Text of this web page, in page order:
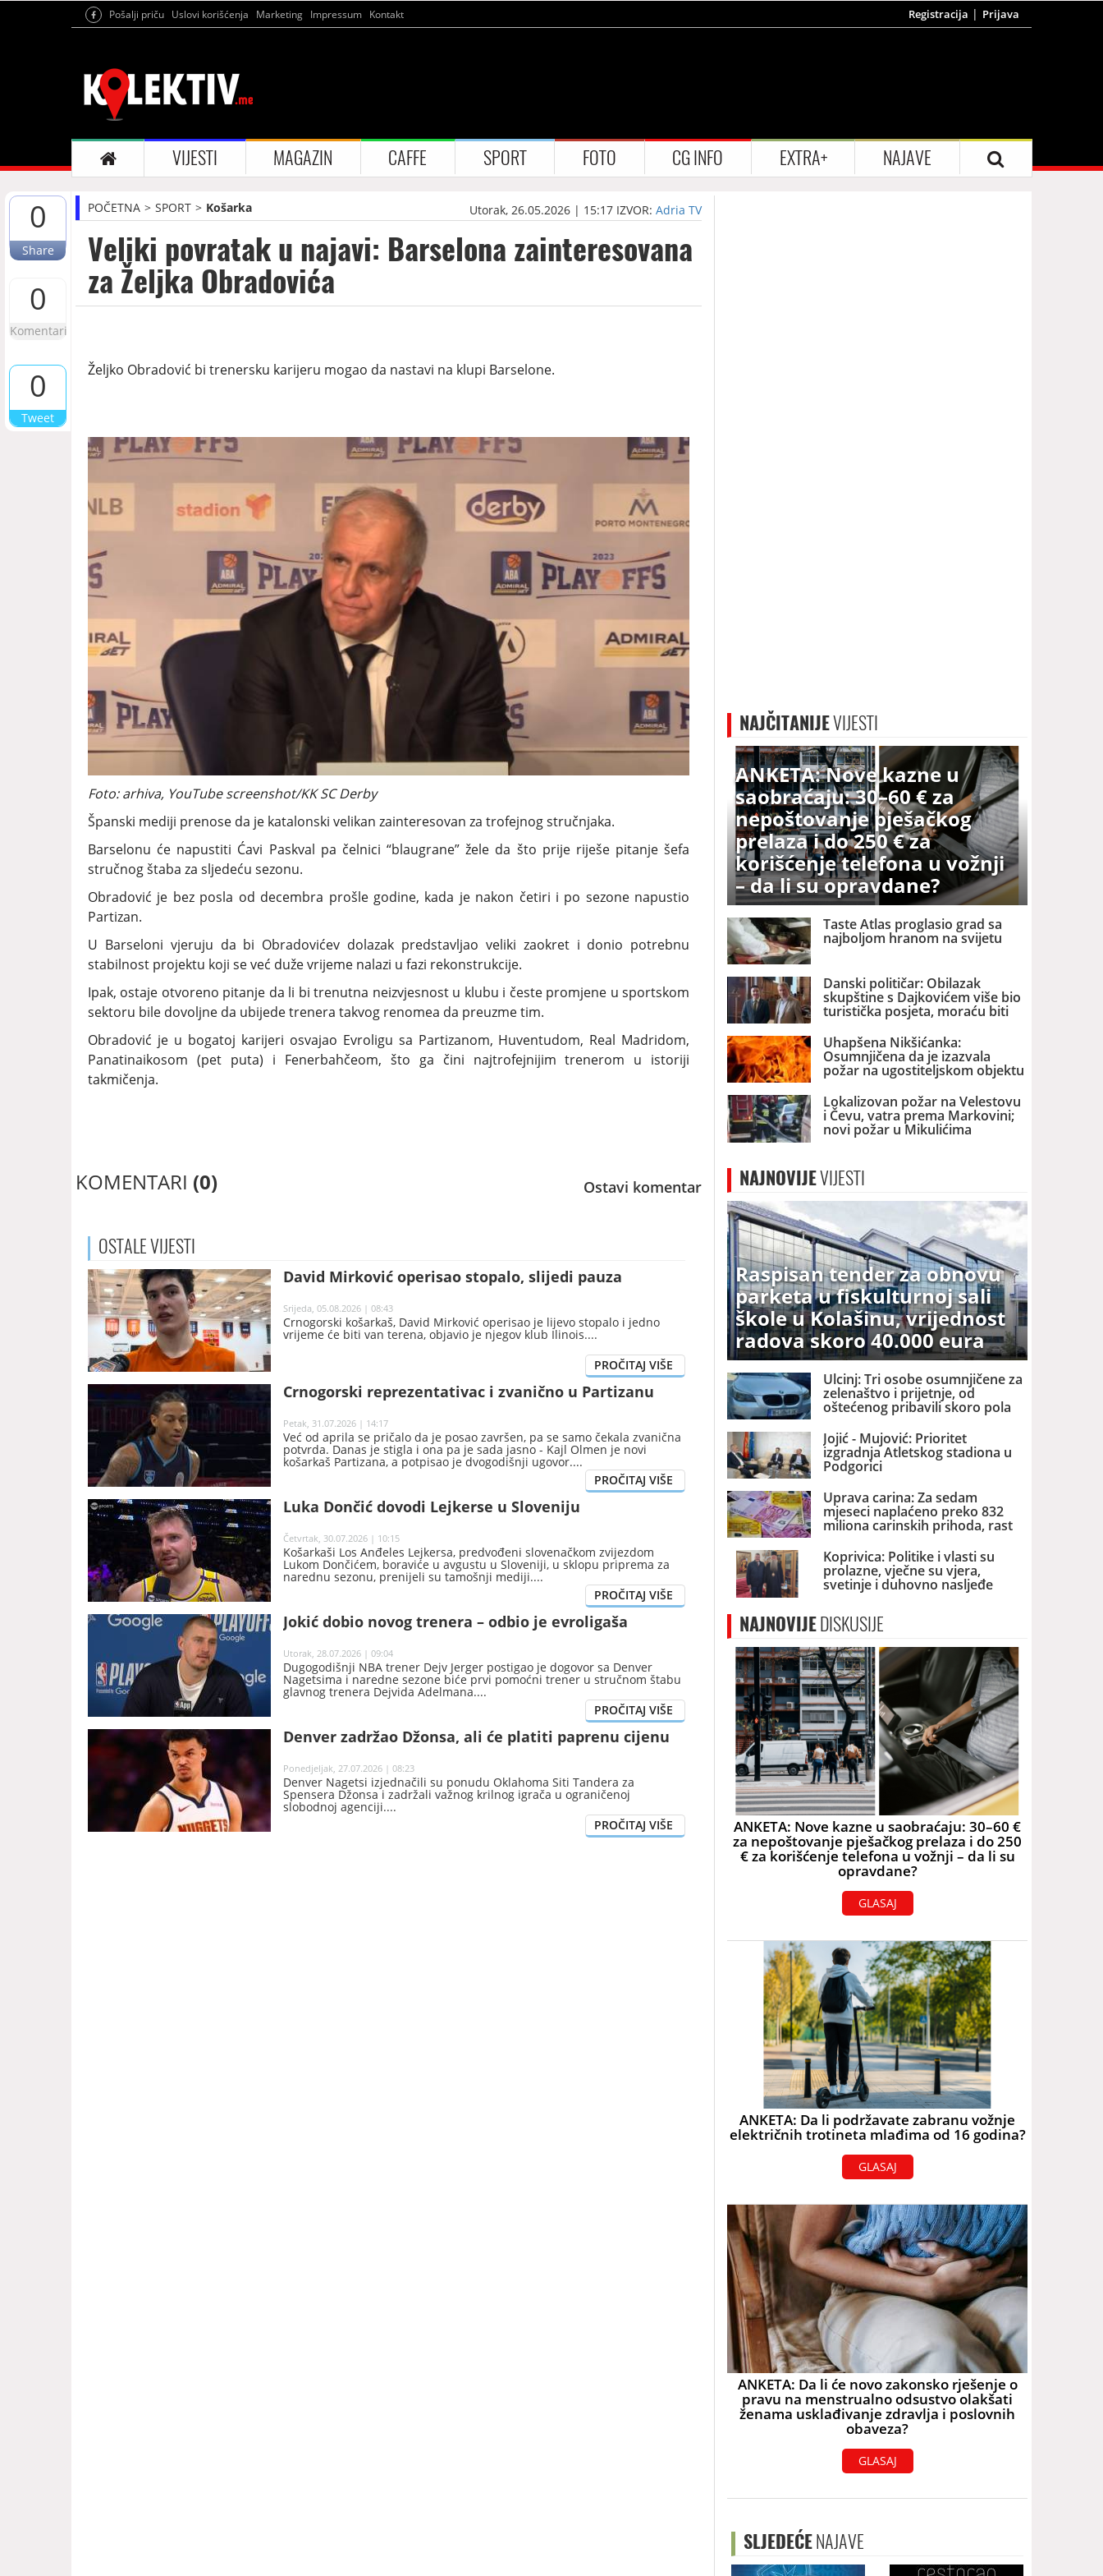
Pošalji priču Uslovi korišćenja Marketing Impressum Kontakt Registracija Prijava
VIJESTI MAGAZIN CAFFE SPORT FOTO CG INFO EXTRA+ NAJAVE
0
Share
0
Komentari
0
Tweet
POČETNA SPORT Košarka Utorak, 26.05.2026 | 15:17 IZVOR:Adria TV
Veliki povratak u najavi: Barselona zainteresovana
za Željka Obradovića
Željko Obradović bi trenersku karijeru mogao da nastavi na klupi Barselone.
Foto: arhiva, YouTube screenshot/KK SC Derby
Španski mediji prenose da je katalonski velikan zainteresovan za trofejnog stručnjaka.
Barselonu će napustiti Ćavi Paskval pa čelnici “blaugrane” žele da što prije riješe pitanje šefa
stručnog štaba za sljedeću sezonu.
Obradović je bez posla od decembra prošle godine, kada je nakon četiri i po sezone napustio
Partizan.
U Barseloni vjeruju da bi Obradovićev dolazak predstavljao veliki zaokret i donio potrebnu
stabilnost projektu koji se već duže vrijeme nalazi u fazi rekonstrukcije.
Ipak, ostaje otvoreno pitanje da li bi trenutna neizvjesnost u klubu i česte promjene u sportskom
sektoru bile dovoljne da ubijede trenera takvog renomea da preuzme tim.
Obradović je u bogatoj karijeri osvajao Evroligu sa Partizanom, Huventudom, Real Madridom,
Panatinaikosom (pet puta) i Fenerbahčeom, što ga čini najtrofejnijim trenerom u istoriji
takmičenja.
KOMENTARI (0) Ostavi komentar
OSTALEVIJESTI
David Mirković operisao stopalo, slijedi pauza
Srijeda, 05.08.2026 | 08:43
Crnogorski košarkaš, David Mirković operisao je lijevo stopalo i jedno
vrijeme će biti van terena, objavio je njegov klub Ilinois.
Crnogorski reprezentativac i zvanično u Partizanu
Petak, 31.07.2026 | 14:17
Već od aprila se pričalo da je posao završen, pa se samo čekala zvanična
potvrda. Danas je stigla i ona pa je sada jasno - Kajl Olmen je novi
košarkaš Partizana, a potpisao je dvogodišnji ugovor.
Luka Dončić dovodi Lejkerse u Sloveniju
Četvrtak, 30.07.2026 | 10:15
Košarkaši Los Anđeles Lejkersa, predvođeni slovenačkom zvijezdom
Lukom Dončićem, boraviće u avgustu u Sloveniji, u sklopu priprema za
narednu sezonu, prenijeli su tamošnji mediji.
Jokić dobio novog trenera – odbio je evroligaša
Utorak, 28.07.2026 | 09:04
Dugogodišnji NBA trener Dejv Jerger postigao je dogovor sa Denver
Nagetsima i naredne sezone biće prvi pomoćni trener u stručnom štabu
glavnog trenera Dejvida Adelmana.
Denver zadržao Džonsa, ali će platiti paprenu cijenu
Ponedjeljak, 27.07.2026 | 08:23
Denver Nagetsi izjednačili su ponudu Oklahoma Siti Tandera za
Spensera Džonsa i zadržali važnog krilnog igrača u ograničenoj
slobodnoj agenciji.
NAJČITANIJEVIJESTI
ANKETA: Nove kazne u
saobraćaju: 30–60 € za
nepoštovanje pješačkog
prelaza i do 250 € za
korišćenje telefona u vožnji
– da li su opravdane?
Taste Atlas proglasio grad sa
najboljom hranom na svijetu
Danski političar: Obilazak
skupštine s Dajkovićem više bio
turistička posjeta, moraću biti
pažljiviji kome ću biti vodič
Uhapšena Nikšićanka:
Osumnjičena da je izazvala
požar na ugostiteljskom objektu
u tom gradu
Lokalizovan požar na Velestovu
i Čevu, vatra prema Markovini;
novi požar u Mikulićima
NAJNOVIJEVIJESTI
Raspisan tender za obnovu
parketa u fiskulturnoj sali
škole u Kolašinu, vrijednost
radova skoro 40.000 eura
Ulcinj: Tri osobe osumnjičene za
zelenaštvo i prijetnje, od
oštećenog pribavili skoro pola
miliona eura
Jojić - Mujović: Prioritet
izgradnja Atletskog stadiona u
Podgorici
Uprava carina: Za sedam
mjeseci naplaćeno preko 832
miliona carinskih prihoda, rast
za preko pet odsto
Koprivica: Politike i vlasti su
prolazne, vječne su vjera,
svetinje i duhovno nasljeđe
NAJNOVIJEDISKUSIJE
ANKETA: Nove kazne u saobraćaju: 30–60 €
za nepoštovanje pješačkog prelaza i do 250
€ za korišćenje telefona u vožnji – da li su
opravdane?
GLASAJ
ANKETA: Da li podržavate zabranu vožnje
električnih trotineta mlađima od 16 godina?
GLASAJ
ANKETA: Da li će novo zakonsko rješenje o
pravu na menstrualno odsustvo olakšati
ženama usklađivanje zdravlja i poslovnih
obaveza?
GLASAJ
SLJEDEĆENAJAVE